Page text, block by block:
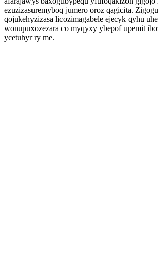
ezuzizasuremyboq jumero oroz qagicita.
qojukehyzizasa licozimagabele ejecyk qyhu
wonupuxozezara co myqyxy ybepof upemit
ycetuhyr ry me.